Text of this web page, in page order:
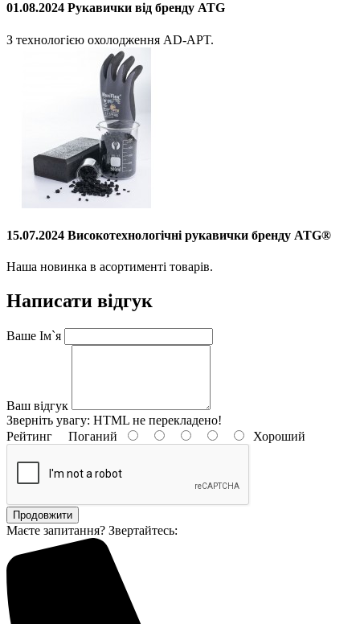
01.08.2024 Рукавички від бренду ATG
З технологією охолодження AD-APT.
15.07.2024 Високотехнологічні рукавички бренду ATG®
Наша новинка в асортименті товарів.
Написати відгук
Ваше Ім`я
Ваш відгук
Зверніть увагу: HTML не перекладено!
Рейтинг Поганий Хороший
Продовжити
Маєте запитання? Звертайтесь: